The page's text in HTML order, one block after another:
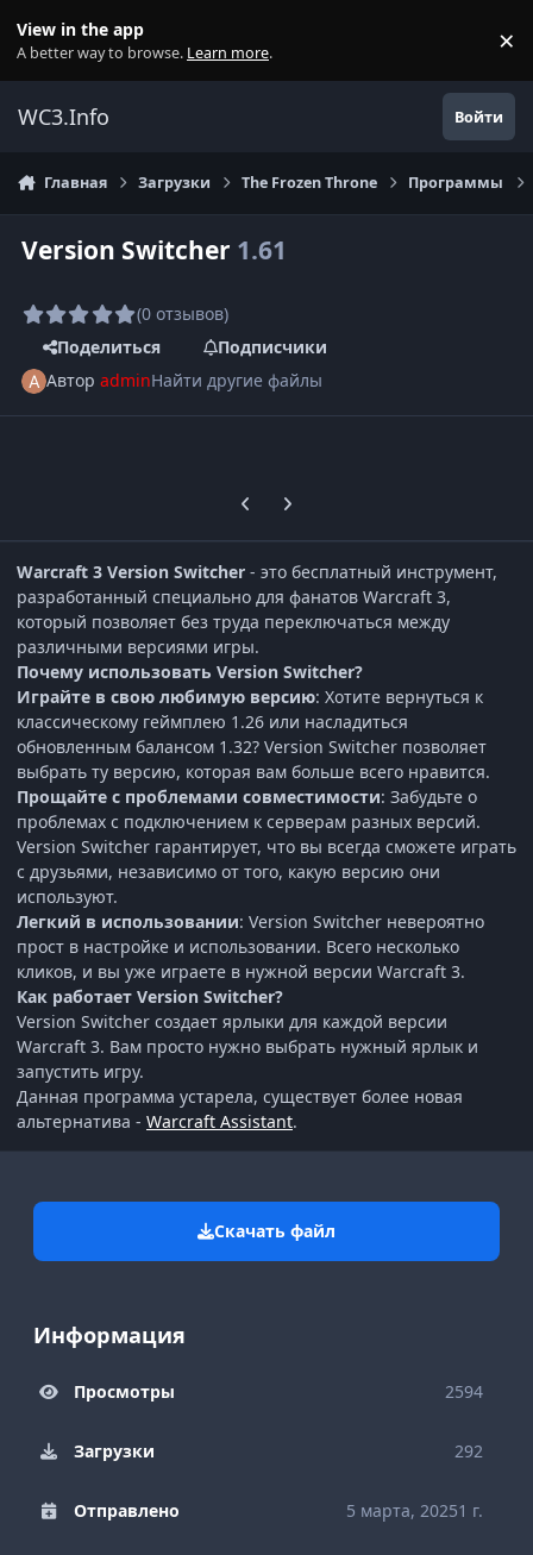
View in the app
A better way to browse. Learn more. ×
WC3.Info Войти
Главная Загрузки The Frozen Throne Программы
Version Switcher 1.61
(0 отзывов)
Поделиться
Подписчики
АвторadminНайти другие файлы
Previous carousel slide
Next carousel slide
Warcraft 3 Version Switcher - это бесплатный инструмент,
разработанный специально для фанатов Warcraft 3,
который позволяет без труда переключаться между
различными версиями игры.
Почему использовать Version Switcher?
Играйте в свою любимую версию: Хотите вернуться к
классическому геймплею 1.26 или насладиться
обновленным балансом 1.32? Version Switcher позволяет
выбрать ту версию, которая вам больше всего нравится.
Прощайте с проблемами совместимости: Забудьте о
проблемах с подключением к серверам разных версий.
Version Switcher гарантирует, что вы всегда сможете играть
с друзьями, независимо от того, какую версию они
используют.
Легкий в использовании: Version Switcher невероятно
прост в настройке и использовании. Всего несколько
кликов, и вы уже играете в нужной версии Warcraft 3.
Как работает Version Switcher?
Version Switcher создает ярлыки для каждой версии
Warcraft 3. Вам просто нужно выбрать нужный ярлык и
запустить игру.
Данная программа устарела, существует более новая
альтернатива - Warcraft Assistant.
Скачать файл
Информация
Просмотры 2594
Загрузки 292
Отправлено 5 марта, 20251 г.